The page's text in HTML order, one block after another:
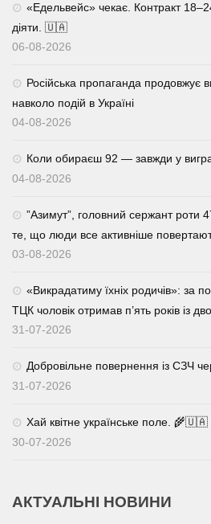
«Едельвейс» чекає. Контракт
діяти. 🇺🇦
06-08-2026
Російська пропаганда продовжує
навколо подій в Україні
04-08-2026
Коли обираєш 92 — завжди у
04-08-2026
⁨”Азимут”, головний сержант роти
те, що люди все активніше
03-08-2026
«Викрадатиму їхніх родичів»: за
ТЦК чоловік отримав п’ять років із
31-07-2026
Добровільне повернення із СЗЧ
31-07-2026
Хай квітне українське поле. 🌾🇺🇦
30-07-2026
АКТУАЛЬНІ НОВИНИ